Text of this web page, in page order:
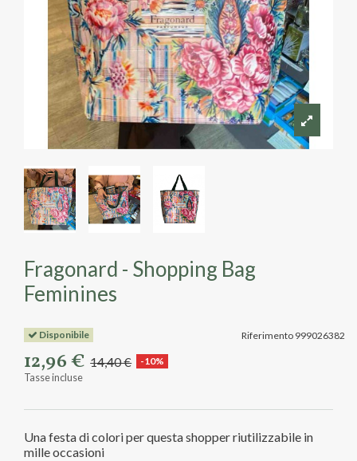
Fragonard - Shopping Bag
Feminines
Riferimento 999026382
Disponibile
12,96 € 14,40 € -10%
Tasse incluse
Una festa di colori per questa shopper riutilizzabile in
mille occasioni